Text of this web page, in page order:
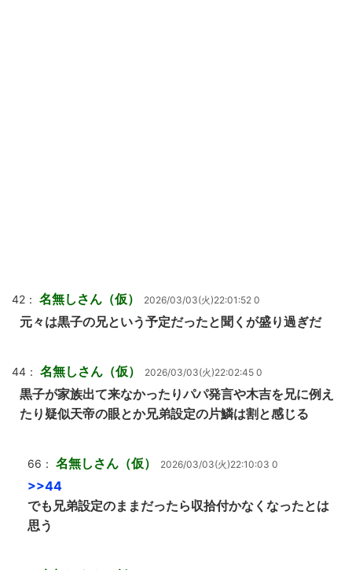
42： 名無しさん（仮） 2026/03/03(火)22:01:52 0
元々は黒子の兄という予定だったと聞くが盛り過ぎだ
44： 名無しさん（仮） 2026/03/03(火)22:02:45 0
黒子が家族出て来なかったりパパ発言や木吉を兄に例え
たり疑似天帝の眼とか兄弟設定の片鱗は割と感じる
66： 名無しさん（仮） 2026/03/03(火)22:10:03 0
>>44
でも兄弟設定のままだったら収拾付かなくなったとは
思う